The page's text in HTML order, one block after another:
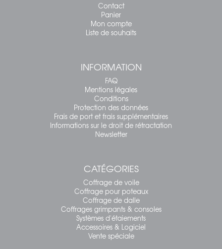
Contact
Panier
Mon compte
Liste de souhaits
INFORMATION
FAQ
Mentions légales
Conditions
Protection des données
Frais de port et frais supplémentaires
Informations sur le droit de rétractation
Newsletter
CATÉGORIES
Coffrage de voile
Coffrage pour poteaux
Coffrage de dalle
Coffrages grimpants & consoles
Systèmes d'étaiements
Accessoires & Logiciel
Vente spéciale